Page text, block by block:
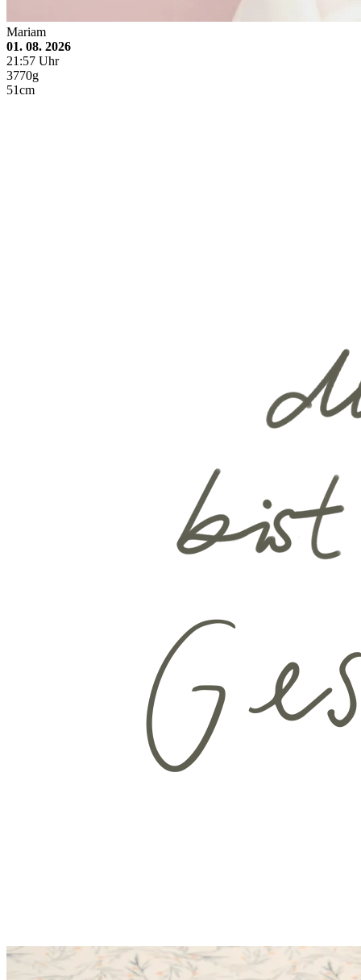
Mariam
01. 08. 2026
21:57 Uhr
3770g
51cm